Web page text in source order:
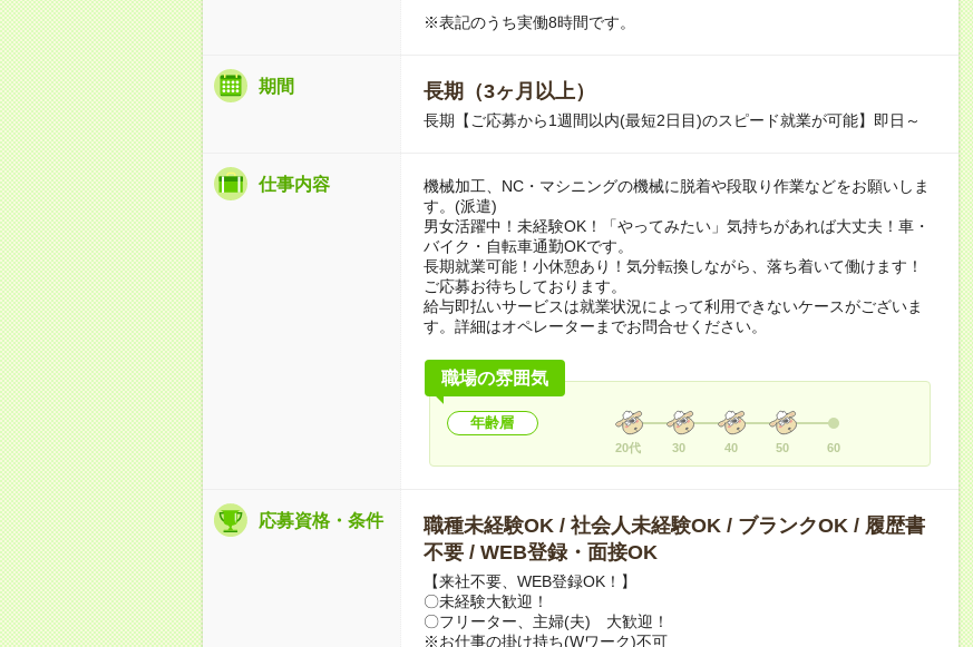
※表記のうち実働8時間です。
期間 長期（3ヶ月以上）
長期【ご応募から1週間以内(最短2日目)のスピード就業が可能】即日～
仕事内容
機械加工、NC・マシニングの機械に脱着や段取り作業などをお願いしま
す。(派遣)
男女活躍中！未経験OK！「やってみたい」気持ちがあれば大丈夫！車・
バイク・自転車通勤OKです。
長期就業可能！小休憩あり！気分転換しながら、落ち着いて働けます！
ご応募お待ちしております。
給与即払いサービスは就業状況によって利用できないケースがございま
す。詳細はオペレーターまでお問合せください。
職場の雰囲気
年齢層
20代 30 40 50 60
応募資格・条件
職種未経験OK / 社会人未経験OK / ブランクOK / 履歴書
不要 / WEB登録・面接OK
【来社不要、WEB登録OK！】
〇未経験大歓迎！
〇フリーター、主婦(夫) 大歓迎！
※お仕事の掛け持ち(Wワーク)不可